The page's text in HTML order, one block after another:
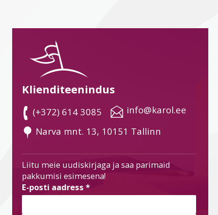
Klienditeenindus
(+372) 614 3085
info@karol.ee
Narva mnt. 13, 10151 Tallinn
Liitu meie uudiskirjaga ja saa parimaid
pakkumisi esimesena!
E-posti aadress *